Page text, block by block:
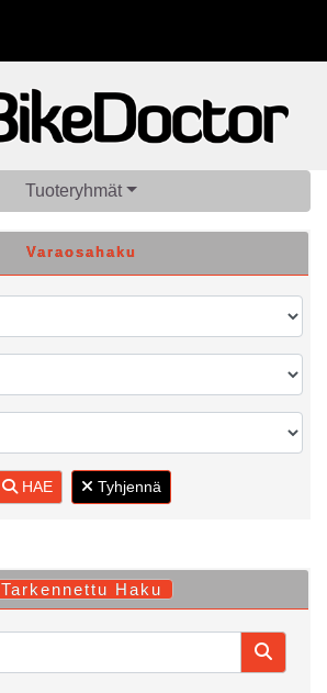
Tuoteryhmät
Varaosahaku
HAE Tyhjennä
Tarkennettu Haku